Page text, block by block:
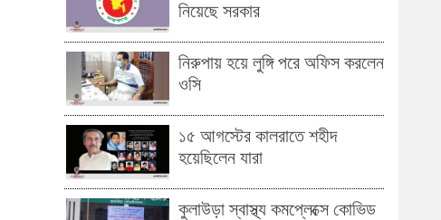
নিয়েছে সরকার
নিরুপায় হয়ে লুঙ্গি পরে অফিস করলেন
ওসি
১৫ আগস্টের কালরাতে শহীদ
হয়েছিলেন যারা
কুলাউড়া স্বাস্থ্য কমপ্লেক্সে কোভিড